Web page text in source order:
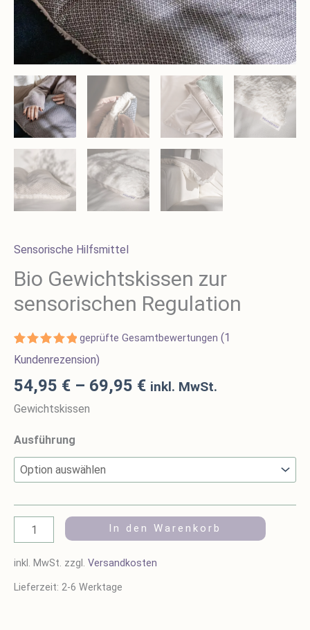
Sensorische Hilfsmittel
Bio Gewichtskissen zur
sensorischen Regulation
Bewertet
mit5.00
basierend
1
Kundenbewertung
geprüfte Gesamtbewertungen (1
Kundenrezension)
54,95 € – 69,95 € inkl. MwSt.
Gewichtskissen
Ausführung
In den Warenkorb
inkl. MwSt. zzgl. Versandkosten
Lieferzeit: 2-6 Werktage